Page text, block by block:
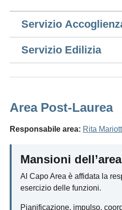
Servizio
Servizio Edilizia
Area Post-Laurea
Responsabile area: Rita
Mansioni dell’area
Al Capo Area è affidata la
esercizio delle funzioni.
Pianificazione, impulso,